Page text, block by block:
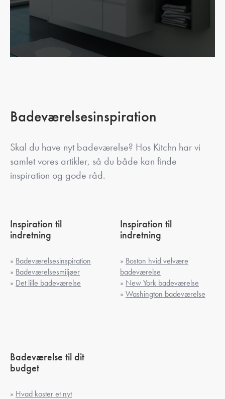
Badeværelsesinspiration
Skal du have nyt badeværelse? Hos Kitchn har vi
samlet vores artikler, så du både kan finde
inspiration og gode råd.
Inspiration til
indretning
» Badeværelsesinspiration
» Badeværelsesmiljøer
» Det lille badeværelse
Inspiration til
indretning
» Boston hvid velvære
badeværelse
» New York badeværelse
» Washington badeværelse
Badeværelse til dit
budget
» Hvad koster et nyt